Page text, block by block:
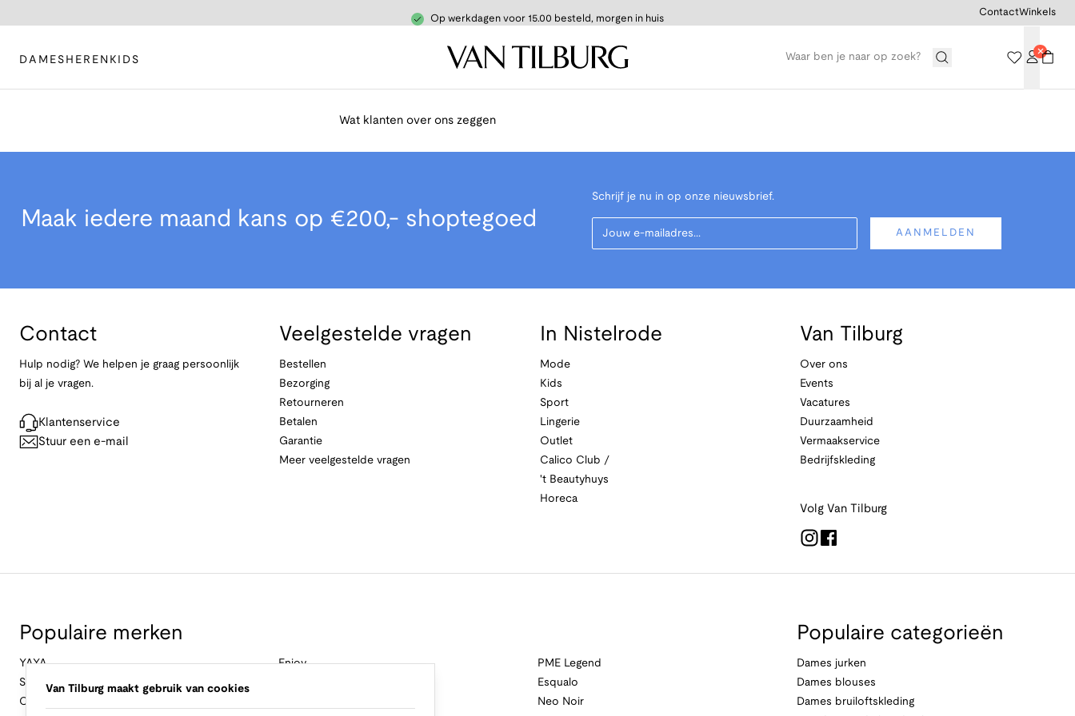
Op werkdagen voor 15.00 besteld, morgen in huis
DAMES HEREN KIDS
ContactWinkels
Wat klanten over ons zeggen
Maak iedere maand kans op €200,- shoptegoed
Schrijf je nu in op onze nieuwsbrief.
Your Email
AANMELDEN
Contact
Hulp nodig? We helpen je graag persoonlijk
bij al je vragen.
Klantenservice
Stuur een e-mail
Veelgestelde vragen
Bestellen
Bezorging
Retourneren
Betalen
Garantie
Meer veelgestelde vragen
In Nistelrode
Mode
Kids
Sport
Lingerie
Outlet
Calico Club /
't Beautyhuys
Horeca
Van Tilburg
Over ons
Events
Vacatures
Duurzaamheid
Vermaakservice
Bedrijfskleding
Volg Van Tilburg
Populaire merken
YAYA
Studio Anneloes
Cambio
Enjoy
PME Legend
Esqualo
Neo Noir
Populaire categorieën
Dames jurken
Dames blouses
Dames bruiloftskleding
Van Tilburg maakt gebruik van cookies